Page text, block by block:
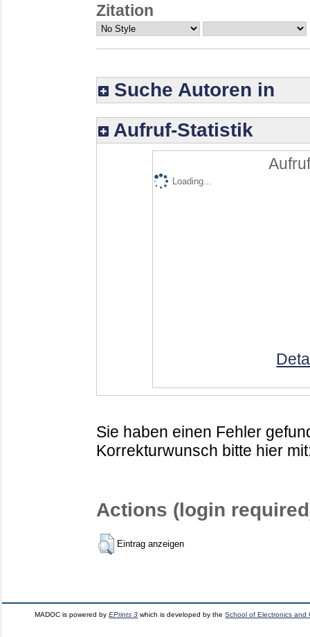
Zitation
Suche Autoren in
Aufruf-Statistik
Loading...
Sie haben einen Fehler
Korrekturwunsch bitte hier
Actions (login
Eintrag anzeigen
MADOC is powered byEPrints 3 which is developed by theSchool of Electronics and